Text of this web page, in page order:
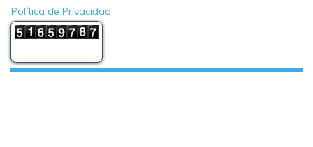
Política de Privacidad